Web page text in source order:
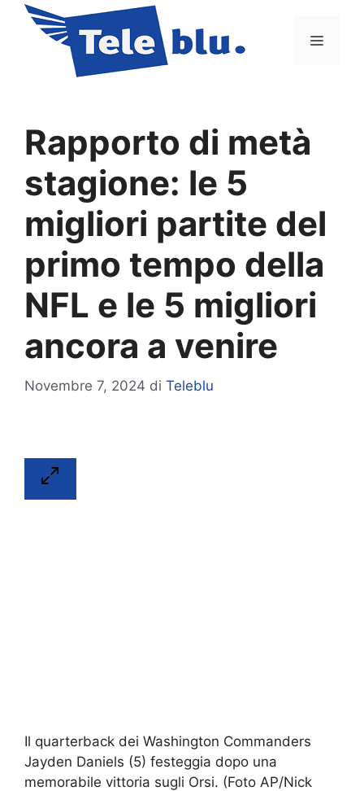
contenuto
Menu
Rapporto di metà
stagione: le 5
migliori partite del
primo tempo della
NFL e le 5 migliori
ancora a venire
Novembre 7, 2024 di Teleblu
Il quarterback dei Washington Commanders
Jayden Daniels (5) festeggia dopo una
memorabile vittoria sugli Orsi. (Foto AP/Nick